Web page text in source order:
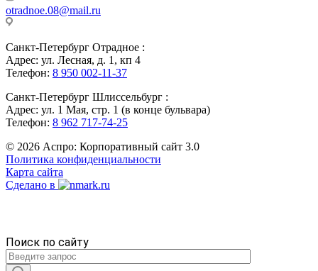
otradnoe.08@mail.ru
Санкт-Петербург Отрадное :
Адрес: ул. Лесная, д. 1, кп 4
Телефон: 8 950 002-11-37
Санкт-Петербург Шлиссельбург :
Адрес: ул. 1 Мая, стр. 1 (в конце бульвара)
Телефон: 8 962 717-74-25
© 2026 Аспро: Корпоративный сайт 3.0
Политика конфиденциальности
Карта сайта
Сделано в
Поиск по сайту